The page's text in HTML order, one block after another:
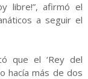
libre!”, afirmó el
a seguir el
que el ‘Rey del
hacía más de dos